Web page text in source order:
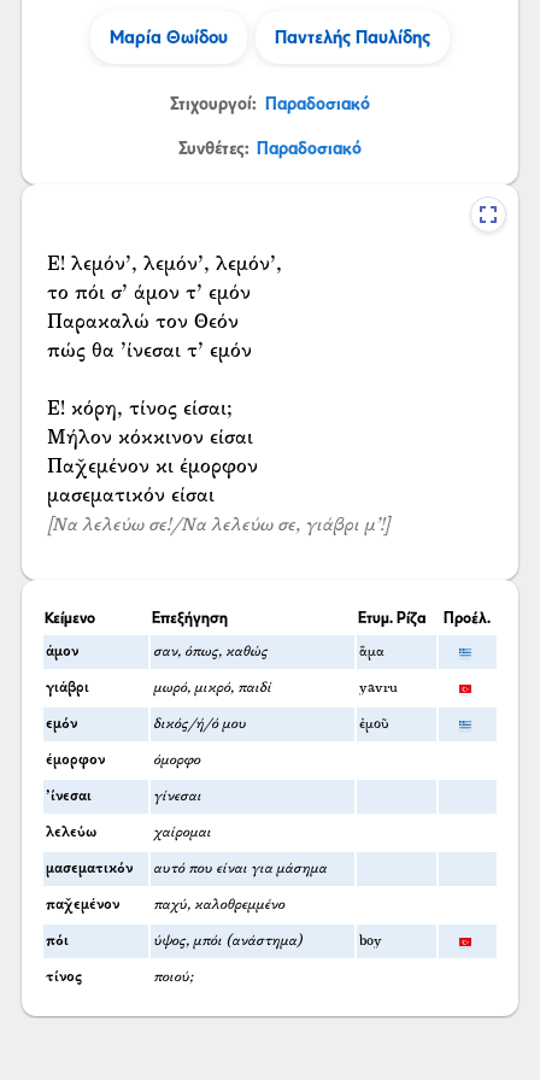
Μαρία Θωίδου Παντελής Παυλίδης
Στιχουργοί: Παραδοσιακό
Συνθέτες: Παραδοσιακό
Ε! λεμόν’, λεμόν’, λεμόν’,
το πόι σ’ άμον τ’ εμόν
Παρακαλώ τον Θεόν
πώς θα ’ίνεσαι τ’ εμόν
Ε! κόρη, τίνος είσαι;
Μήλον κόκκινον είσαι
Παχ̌εμένον κι έμορφον
μασεματικόν είσαι
[Να λελεύω σε!/Να λελεύω σε, γιάβρι μ’!]
Κείμενο Επεξήγηση Ετυμ. Ρίζα Προέλ.
άμον σαν, όπως, καθώς ἅμα
γιάβρι μωρό, μικρό, παιδί yavru
εμόν δικός/ή/ό μου ἐμοῦ
έμορφον όμορφο
’ίνεσαι γίνεσαι
λελεύω χαίρομαι
μασεματικόν αυτό που είναι για μάσημα
παχ̌εμένον παχύ, καλοθρεμμένο
πόι ύψος, μπόι (ανάστημα) boy
τίνος ποιού;